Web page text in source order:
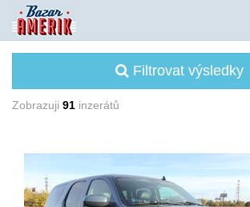
Filtrovat výsledky
Zobrazuji 91 inzerátů